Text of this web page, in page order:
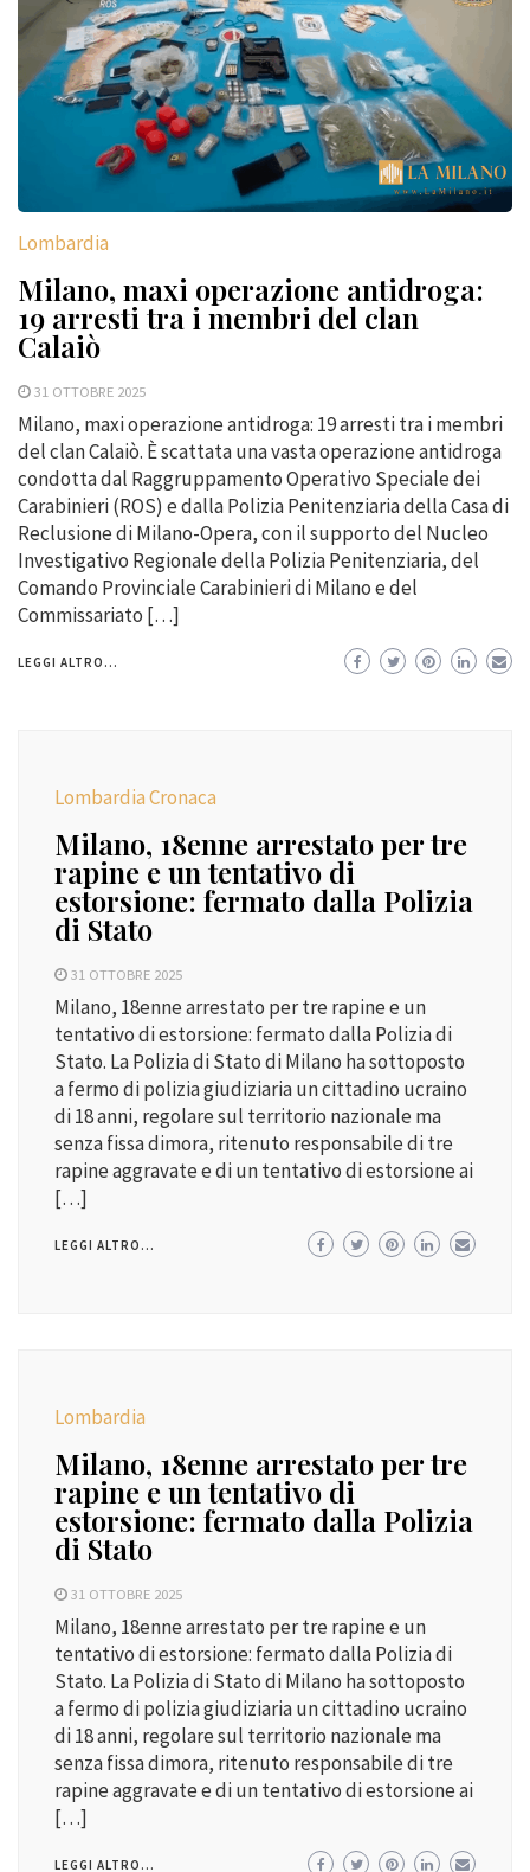
Lombardia
Milano, maxi operazione antidroga:
19 arresti tra i membri del clan
Calaiò
31 OTTOBRE 2025
Milano, maxi operazione antidroga: 19 arresti tra i membri
del clan Calaiò. È scattata una vasta operazione antidroga
condotta dal Raggruppamento Operativo Speciale dei
Carabinieri (ROS) e dalla Polizia Penitenziaria della Casa di
Reclusione di Milano-Opera, con il supporto del Nucleo
Investigativo Regionale della Polizia Penitenziaria, del
Comando Provinciale Carabinieri di Milano e del
Commissariato […]
LEGGI ALTRO...
Lombardia Cronaca
Milano, 18enne arrestato per tre
rapine e un tentativo di
estorsione: fermato dalla Polizia
di Stato
31 OTTOBRE 2025
Milano, 18enne arrestato per tre rapine e un
tentativo di estorsione: fermato dalla Polizia di
Stato. La Polizia di Stato di Milano ha sottoposto
a fermo di polizia giudiziaria un cittadino ucraino
di 18 anni, regolare sul territorio nazionale ma
senza fissa dimora, ritenuto responsabile di tre
rapine aggravate e di un tentativo di estorsione ai
[…]
LEGGI ALTRO...
Lombardia
Milano, 18enne arrestato per tre
rapine e un tentativo di
estorsione: fermato dalla Polizia
di Stato
31 OTTOBRE 2025
Milano, 18enne arrestato per tre rapine e un
tentativo di estorsione: fermato dalla Polizia di
Stato. La Polizia di Stato di Milano ha sottoposto
a fermo di polizia giudiziaria un cittadino ucraino
di 18 anni, regolare sul territorio nazionale ma
senza fissa dimora, ritenuto responsabile di tre
rapine aggravate e di un tentativo di estorsione ai
[…]
LEGGI ALTRO...